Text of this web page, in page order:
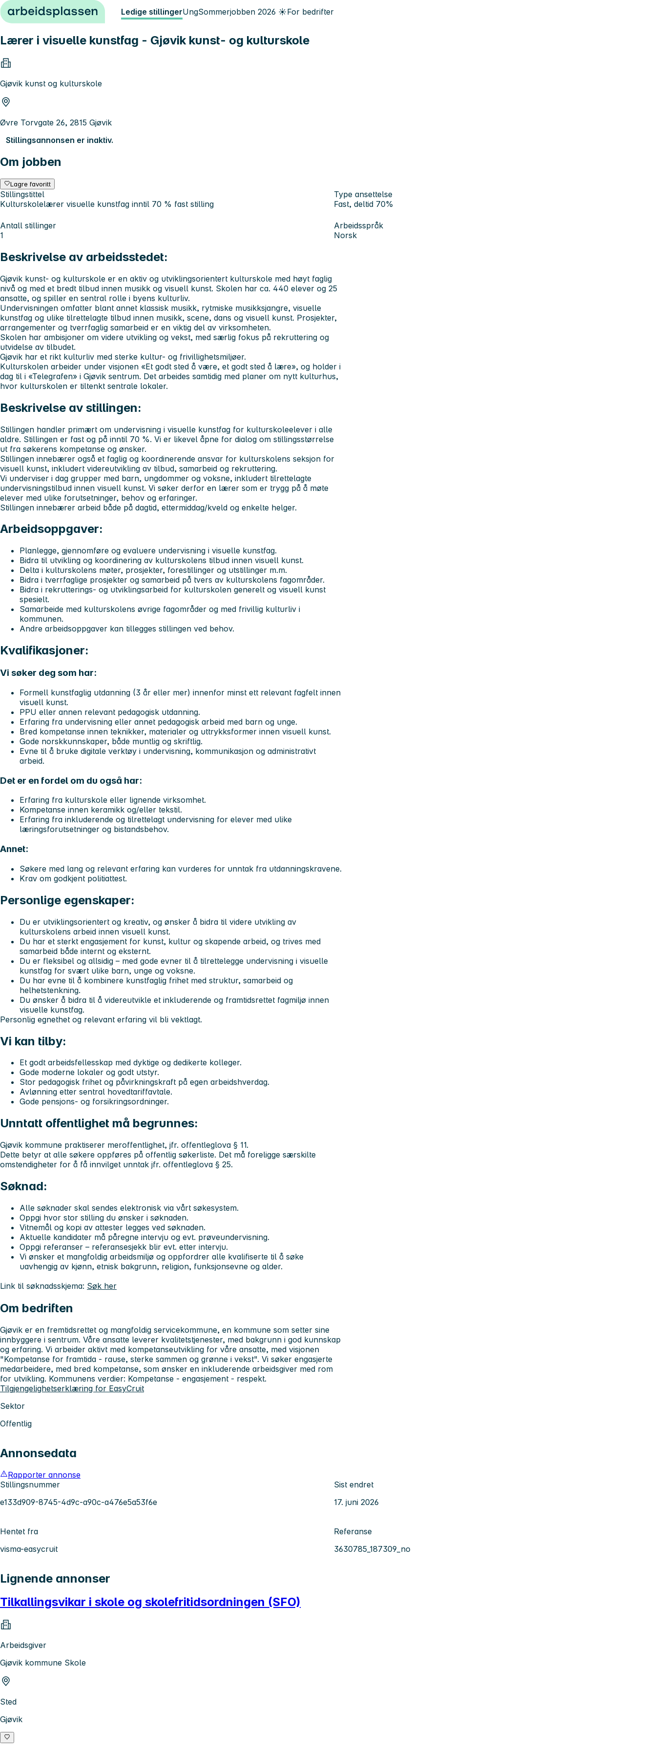
Hopp til innhold Ledige stillingerUngSommerjobben 2026 ☀️For bedrifter
Lærer i visuelle kunstfag - Gjøvik kunst- og kulturskole
Gjøvik kunst og kulturskole
Øvre Torvgate 26, 2815 Gjøvik
Stillingsannonsen er inaktiv.
Om jobben
Lagre favoritt
Stillingstittel
Kulturskolelærer visuelle kunstfag inntil 70 % fast stilling
Type ansettelse
Fast, deltid 70%
Antall stillinger
1
Arbeidsspråk
Norsk
Beskrivelse av arbeidsstedet:
Gjøvik kunst- og kulturskole er en aktiv og utviklingsorientert kulturskole med høyt faglig
nivå og med et bredt tilbud innen musikk og visuell kunst. Skolen har ca. 440 elever og 25
ansatte, og spiller en sentral rolle i byens kulturliv.
Undervisningen omfatter blant annet klassisk musikk, rytmiske musikksjangre, visuelle
kunstfag og ulike tilrettelagte tilbud innen musikk, scene, dans og visuell kunst. Prosjekter,
arrangementer og tverrfaglig samarbeid er en viktig del av virksomheten.
Skolen har ambisjoner om videre utvikling og vekst, med særlig fokus på rekruttering og
utvidelse av tilbudet.
Gjøvik har et rikt kulturliv med sterke kultur- og frivillighetsmiljøer.
Kulturskolen arbeider under visjonen «Et godt sted å være, et godt sted å lære», og holder i
dag til i «Telegrafen» i Gjøvik sentrum. Det arbeides samtidig med planer om nytt kulturhus,
hvor kulturskolen er tiltenkt sentrale lokaler.
Beskrivelse av stillingen:
Stillingen handler primært om undervisning i visuelle kunstfag for kulturskoleelever i alle
aldre. Stillingen er fast og på inntil 70 %. Vi er likevel åpne for dialog om stillingsstørrelse
ut fra søkerens kompetanse og ønsker.
Stillingen innebærer også et faglig og koordinerende ansvar for kulturskolens seksjon for
visuell kunst, inkludert videreutvikling av tilbud, samarbeid og rekruttering.
Vi underviser i dag grupper med barn, ungdommer og voksne, inkludert tilrettelagte
undervisningstilbud innen visuell kunst. Vi søker derfor en lærer som er trygg på å møte
elever med ulike forutsetninger, behov og erfaringer.
Stillingen innebærer arbeid både på dagtid, ettermiddag/kveld og enkelte helger.
Arbeidsoppgaver:
Planlegge, gjennomføre og evaluere undervisning i visuelle kunstfag.
Bidra til utvikling og koordinering av kulturskolens tilbud innen visuell kunst.
Delta i kulturskolens møter, prosjekter, forestillinger og utstillinger m.m.
Bidra i tverrfaglige prosjekter og samarbeid på tvers av kulturskolens fagområder.
Bidra i rekrutterings- og utviklingsarbeid for kulturskolen generelt og visuell kunst
spesielt.
Samarbeide med kulturskolens øvrige fagområder og med frivillig kulturliv i
kommunen.
Andre arbeidsoppgaver kan tillegges stillingen ved behov.
Kvalifikasjoner:
Vi søker deg som har:
Formell kunstfaglig utdanning (3 år eller mer) innenfor minst ett relevant fagfelt innen
visuell kunst.
PPU eller annen relevant pedagogisk utdanning.
Erfaring fra undervisning eller annet pedagogisk arbeid med barn og unge.
Bred kompetanse innen teknikker, materialer og uttrykksformer innen visuell kunst.
Gode norskkunnskaper, både muntlig og skriftlig.
Evne til å bruke digitale verktøy i undervisning, kommunikasjon og administrativt
arbeid.
Det er en fordel om du også har:
Erfaring fra kulturskole eller lignende virksomhet.
Kompetanse innen keramikk og/eller tekstil.
Erfaring fra inkluderende og tilrettelagt undervisning for elever med ulike
læringsforutsetninger og bistandsbehov.
Annet:
Søkere med lang og relevant erfaring kan vurderes for unntak fra utdanningskravene.
Krav om godkjent politiattest.
Personlige egenskaper:
Du er utviklingsorientert og kreativ, og ønsker å bidra til videre utvikling av
kulturskolens arbeid innen visuell kunst.
Du har et sterkt engasjement for kunst, kultur og skapende arbeid, og trives med
samarbeid både internt og eksternt.
Du er fleksibel og allsidig – med gode evner til å tilrettelegge undervisning i visuelle
kunstfag for svært ulike barn, unge og voksne.
Du har evne til å kombinere kunstfaglig frihet med struktur, samarbeid og
helhetstenkning.
Du ønsker å bidra til å videreutvikle et inkluderende og framtidsrettet fagmiljø innen
visuelle kunstfag.
Personlig egnethet og relevant erfaring vil bli vektlagt.
Vi kan tilby:
Et godt arbeidsfellesskap med dyktige og dedikerte kolleger.
Gode moderne lokaler og godt utstyr.
Stor pedagogisk frihet og påvirkningskraft på egen arbeidshverdag.
Avlønning etter sentral hovedtariffavtale.
Gode pensjons- og forsikringsordninger.
Unntatt offentlighet må begrunnes:
Gjøvik kommune praktiserer meroffentlighet, jfr. offentleglova § 11.
Dette betyr at alle søkere oppføres på offentlig søkerliste. Det må foreligge særskilte
omstendigheter for å få innvilget unntak jfr. offentleglova § 25.
Søknad:
Alle søknader skal sendes elektronisk via vårt søkesystem.
Oppgi hvor stor stilling du ønsker i søknaden.
Vitnemål og kopi av attester legges ved søknaden.
Aktuelle kandidater må påregne intervju og evt. prøveundervisning.
Oppgi referanser – referansesjekk blir evt. etter intervju.
Vi ønsker et mangfoldig arbeidsmiljø og oppfordrer alle kvalifiserte til å søke
uavhengig av kjønn, etnisk bakgrunn, religion, funksjonsevne og alder.
Link til søknadsskjema: Søk her
Om bedriften
Gjøvik er en fremtidsrettet og mangfoldig servicekommune, en kommune som setter sine
innbyggere i sentrum. Våre ansatte leverer kvalitetstjenester, med bakgrunn i god kunnskap
og erfaring. Vi arbeider aktivt med kompetanseutvikling for våre ansatte, med visjonen
"Kompetanse for framtida - rause, sterke sammen og grønne i vekst". Vi søker engasjerte
medarbeidere, med bred kompetanse, som ønsker en inkluderende arbeidsgiver med rom
for utvikling. Kommunens verdier: Kompetanse - engasjement - respekt.
Tilgjengelighetserklæring for EasyCruit
Sektor
Offentlig
Annonsedata
Rapporter annonse
Stillingsnummer
e133d909-8745-4d9c-a90c-a476e5a53f6e
Sist endret
17. juni 2026
Hentet fra
visma-easycruit
Referanse
3630785_187309_no
Lignende annonser
Tilkallingsvikar i skole og skolefritidsordningen (SFO)
Arbeidsgiver
Gjøvik kommune Skole
Sted
Gjøvik